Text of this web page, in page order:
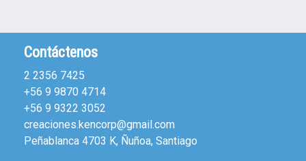
Contáctenos
2 2356 7425
+56 9 9870 4714
+56 9 9322 3052
creaciones.kencorp@gmail.com
Peñablanca 4703 K, Ñuñoa, Santiago